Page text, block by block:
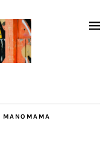
MANOMAMA